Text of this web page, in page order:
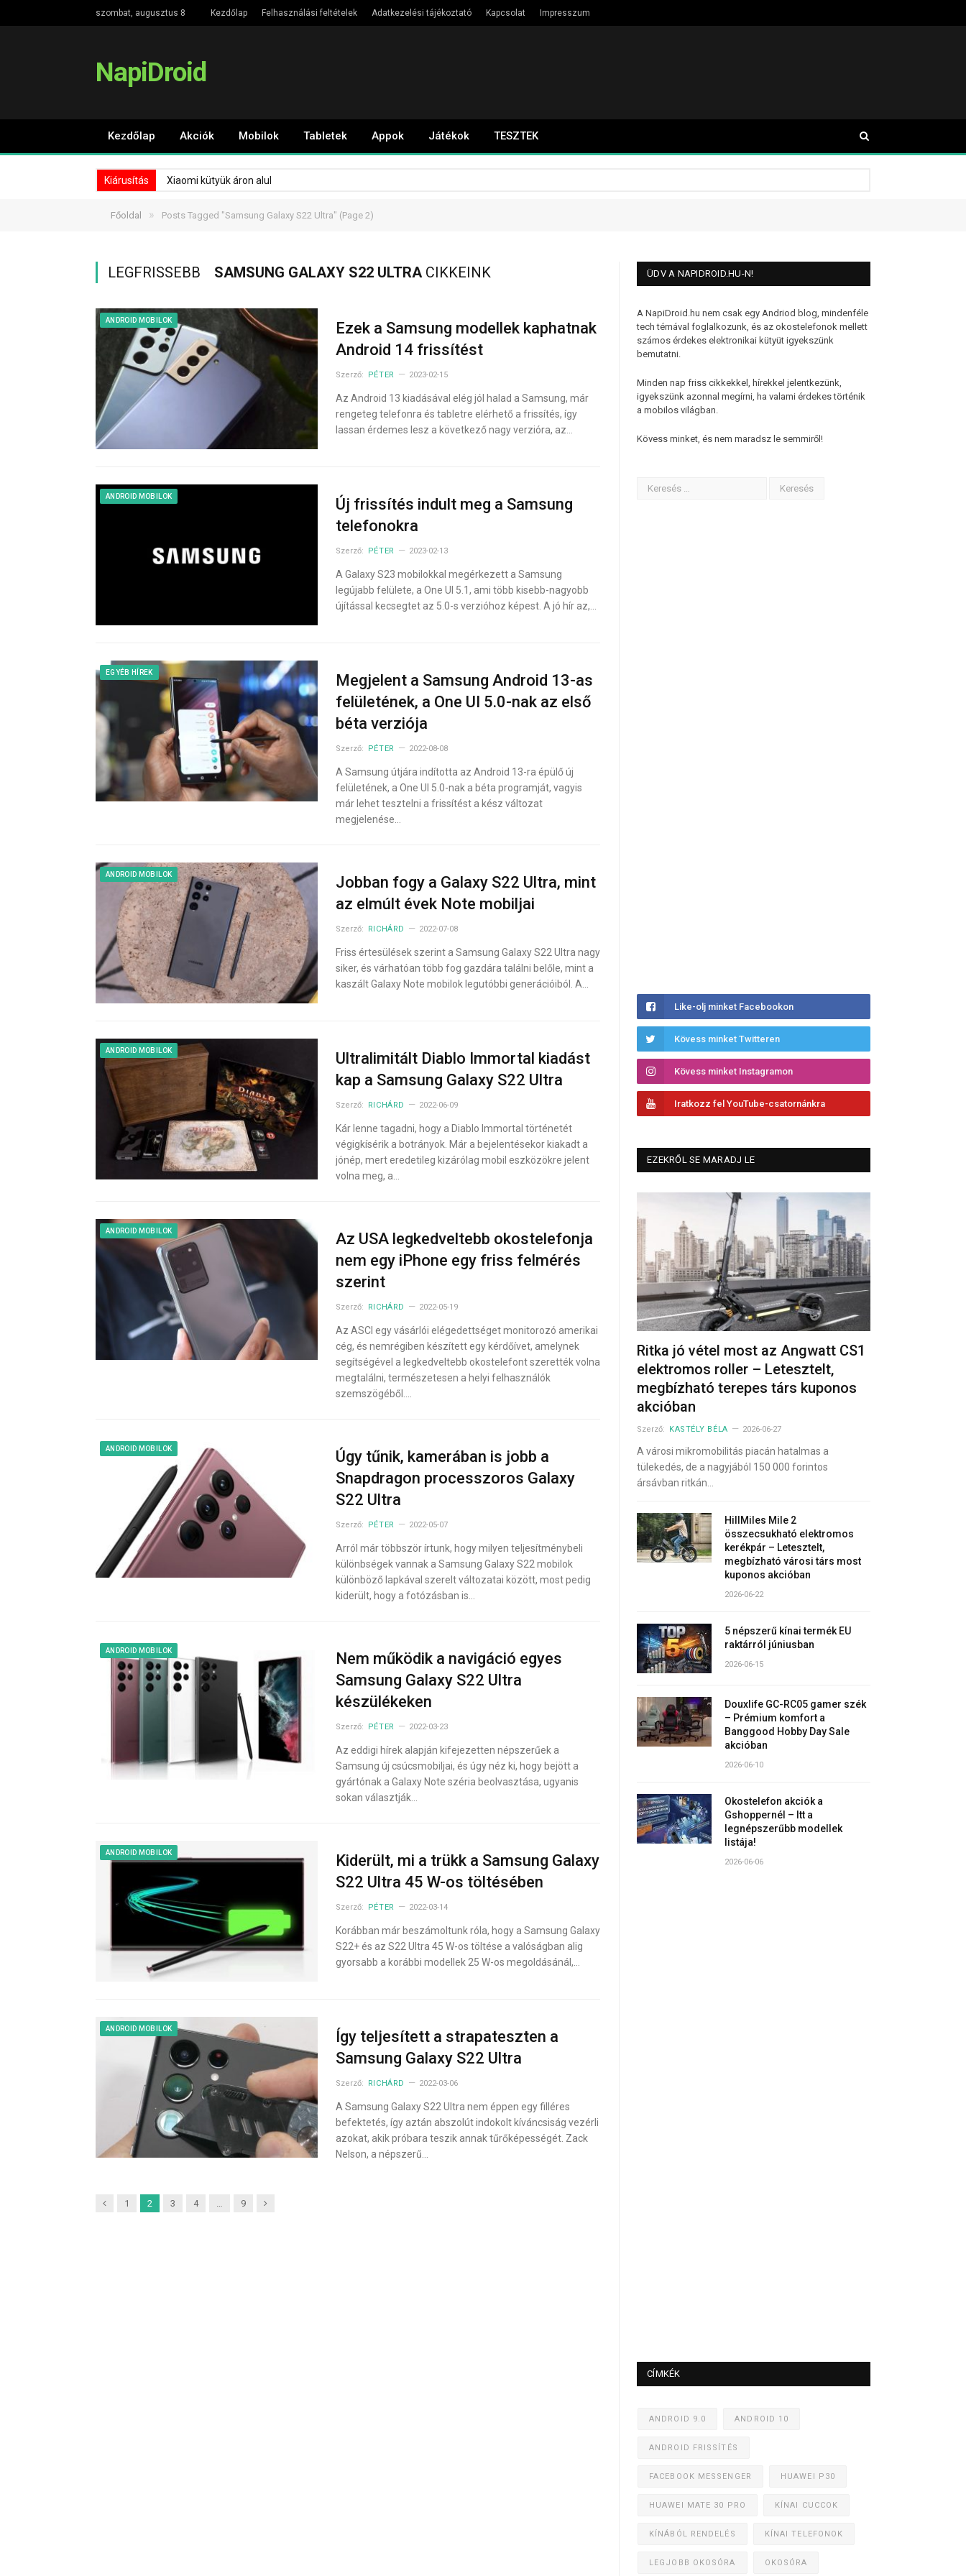
szombat, augusztus 8 Kezdőlap Felhasználási feltételek Adatkezelési tájékoztató Kapcsolat Impresszum
NapiDroid
Kezdőlap Akciók Mobilok Tabletek Appok Játékok TESZTEK
Kiárusítás Xiaomi kütyük áron alul
Főoldal » Posts Tagged "Samsung Galaxy S22 Ultra" (Page 2)
LEGFRISSEBB SAMSUNG GALAXY S22 ULTRACIKKEINK
ANDROID MOBILOK
Ezek a Samsung modellek kaphatnak
Android 14 frissítést
Szerző: PÉTER 2023-02-15
Az Android 13 kiadásával elég jól halad a Samsung, már
rengeteg telefonra és tabletre elérhető a frissítés, így
lassan érdemes lesz a következő nagy verzióra, az…
ANDROID MOBILOK
Új frissítés indult meg a Samsung
telefonokra
Szerző: PÉTER 2023-02-13
A Galaxy S23 mobilokkal megérkezett a Samsung
legújabb felülete, a One UI 5.1, ami több kisebb-nagyobb
újítással kecsegtet az 5.0-s verzióhoz képest. A jó hír az,…
EGYÉB HÍREK
Megjelent a Samsung Android 13-as
felületének, a One UI 5.0-nak az első
béta verziója
Szerző: PÉTER 2022-08-08
A Samsung útjára indította az Android 13-ra épülő új
felületének, a One UI 5.0-nak a béta programját, vagyis
már lehet tesztelni a frissítést a kész változat
megjelenése…
ANDROID MOBILOK
Jobban fogy a Galaxy S22 Ultra, mint
az elmúlt évek Note mobiljai
Szerző: RICHÁRD 2022-07-08
Friss értesülések szerint a Samsung Galaxy S22 Ultra nagy
siker, és várhatóan több fog gazdára találni belőle, mint a
kaszált Galaxy Note mobilok legutóbbi generációiból. A…
ANDROID MOBILOK
Ultralimitált Diablo Immortal kiadást
kap a Samsung Galaxy S22 Ultra
Szerző: RICHÁRD 2022-06-09
Kár lenne tagadni, hogy a Diablo Immortal történetét
végigkísérik a botrányok. Már a bejelentésekor kiakadt a
jónép, mert eredetileg kizárólag mobil eszközökre jelent
volna meg, a…
ANDROID MOBILOK
Az USA legkedveltebb okostelefonja
nem egy iPhone egy friss felmérés
szerint
Szerző: RICHÁRD 2022-05-19
Az ASCI egy vásárlói elégedettséget monitorozó amerikai
cég, és nemrégiben készített egy kérdőívet, amelynek
segítségével a legkedveltebb okostelefont szerették volna
megtalálni, természetesen a helyi felhasználók
szemszögéből.…
ANDROID MOBILOK
Úgy tűnik, kamerában is jobb a
Snapdragon processzoros Galaxy
S22 Ultra
Szerző: PÉTER 2022-05-07
Arról már többször írtunk, hogy milyen teljesítménybeli
különbségek vannak a Samsung Galaxy S22 mobilok
különböző lapkával szerelt változatai között, most pedig
kiderült, hogy a fotózásban is…
ANDROID MOBILOK
Nem működik a navigáció egyes
Samsung Galaxy S22 Ultra
készülékeken
Szerző: PÉTER 2022-03-23
Az eddigi hírek alapján kifejezetten népszerűek a
Samsung új csúcsmobiljai, és úgy néz ki, hogy bejött a
gyártónak a Galaxy Note széria beolvasztása, ugyanis
sokan választják…
ANDROID MOBILOK
Kiderült, mi a trükk a Samsung Galaxy
S22 Ultra 45 W-os töltésében
Szerző: PÉTER 2022-03-14
Korábban már beszámoltunk róla, hogy a Samsung Galaxy
S22+ és az S22 Ultra 45 W-os töltése a valóságban alig
gyorsabb a korábbi modellek 25 W-os megoldásánál,…
ANDROID MOBILOK
Így teljesített a strapateszten a
Samsung Galaxy S22 Ultra
Szerző: RICHÁRD 2022-03-06
A Samsung Galaxy S22 Ultra nem éppen egy filléres
befektetés, így aztán abszolút indokolt kíváncsiság vezérli
azokat, akik próbara teszik annak tűrőképességét. Zack
Nelson, a népszerű…
Previous
1 2 3 4 … 9 Next
ÜDV A NAPIDROID.HU-N!
A NapiDroid.hu nem csak egy Andriod blog, mindenféle
tech témával foglalkozunk, és az okostelefonok mellett
számos érdekes elektronikai kütyüt igyekszünk
bemutatni.
Minden nap friss cikkekkel, hírekkel jelentkezünk,
igyekszünk azonnal megírni, ha valami érdekes történik
a mobilos világban.
Kövess minket, és nem maradsz le semmiről!
Like-olj minket Facebookon
Kövess minket Twitteren
Kövess minket Instagramon
Iratkozz fel YouTube-csatornánkra
EZEKRŐL SE MARADJ LE
Ritka jó vétel most az Angwatt CS1
elektromos roller – Letesztelt,
megbízható terepes társ kuponos
akcióban
Szerző: KASTÉLY BÉLA 2026-06-27
A városi mikromobilitás piacán hatalmas a
tülekedés, de a nagyjából 150 000 forintos
ársávban ritkán…
HillMiles Mile 2
összecsukható elektromos
kerékpár – Letesztelt,
megbízható városi társ most
kuponos akcióban
2026-06-22
5 népszerű kínai termék EU
raktárról júniusban
2026-06-15
Douxlife GC-RC05 gamer szék
– Prémium komfort a
Banggood Hobby Day Sale
akcióban
2026-06-10
Okostelefon akciók a
Gshoppernél – Itt a
legnépszerűbb modellek
listája!
2026-06-06
CÍMKÉK
ANDROID 9.0 ANDROID 10
ANDROID FRISSÍTÉS
FACEBOOK MESSENGER HUAWEI P30
HUAWEI MATE 30 PRO KÍNAI CUCCOK
KÍNÁBÓL RENDELÉS KÍNAI TELEFONOK
LEGJOBB OKOSÓRA OKOSÓRA